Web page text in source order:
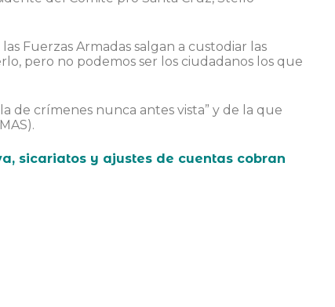
Fuerzas Armadas salgan a custodiar las
pero no podemos ser los ciudadanos los que
de crímenes nunca antes vista” y de la que
sicariatos y ajustes de cuentas cobran